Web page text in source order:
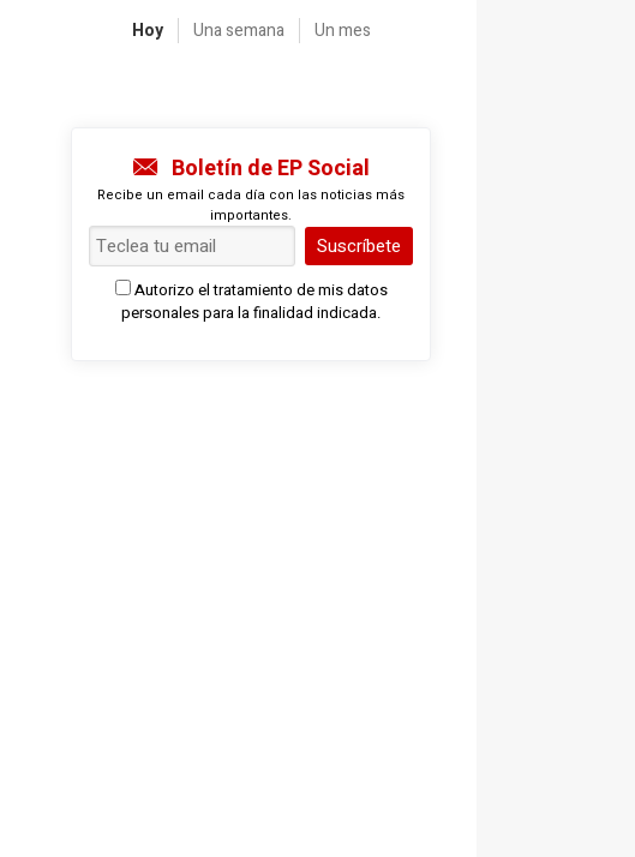
Hoy Una semana Un mes
Boletín de EP Social
Recibe un email cada día con las noticias más
importantes.
Suscríbete
Autorizo el tratamiento de mis datos
personales para la finalidad indicada.